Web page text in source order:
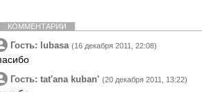
КОММЕНТАРИИ
Гость: lubasa (16 декабря 2011, 22:08)
Гость: tatʹana kubanʹ (20 декабря 2011, 13:22)